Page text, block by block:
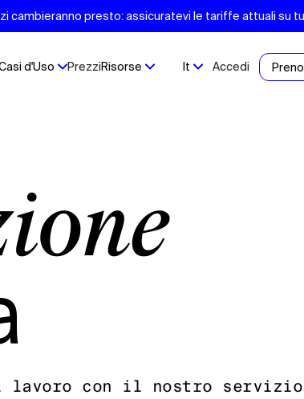
cambieranno presto: assicuratevi le tariffe attuali su
d'Uso PrezziRisorse It Accedi
con il nostro